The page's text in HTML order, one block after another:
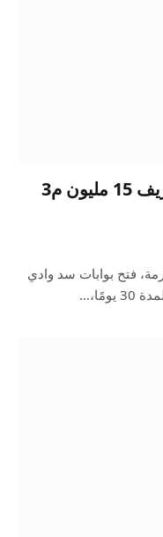
فتح بوابات سد وادي رابغ لتصريف 15 مليون م3
فتح بوابات سد وادي